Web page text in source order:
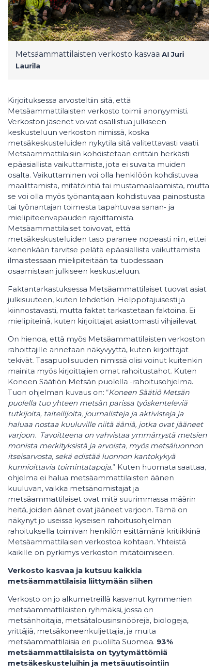
Metsäammattilaisten verkosto kasvaa AI Juri
Laurila
Kirjoituksessa arvosteltiin sitä, että
Metsäammattilaisten verkosto toimii anonyymisti.
Verkoston jäsenet voivat osallistua julkiseen
keskusteluun verkoston nimissä, koska
metsäkeskusteluiden nykytila sitä valitettavasti vaatii.
Metsäammattilaisiin kohdistetaan erittäin herkästi
epäasiallista vaikuttamista, jota ei suvaita muiden
osalta. Vaikuttaminen voi olla henkilöön kohdistuvaa
maalittamista, mitätöintiä tai mustamaalaamista, mutta
se voi olla myös työnantajaan kohdistuvaa painostusta
tai työnantajan toimesta tapahtuvaa sanan- ja
mielipiteenvapauden rajoittamista.
Metsäammattilaiset toivovat, että
metsäkeskusteluiden taso paranee nopeasti niin, ettei
kenenkään tarvitse pelätä epäasiallista vaikuttamista
ilmaistessaan mielipiteitään tai tuodessaan
osaamistaan julkiseen keskusteluun.
Faktantarkastuksessa Metsäammattilaiset tuovat asiat
julkisuuteen, kuten lehdetkin. Helppotajuisesti ja
kiinnostavasti, mutta faktat tarkastetaan faktoina. Ei
mielipiteinä, kuten kirjoittajat asiattomasti vihjailevat.
On hienoa, että myös Metsäammattilaisten verkoston
rahoittajille annetaan näkyvyyttä, kuten kirjoittajat
tekivät. Tasapuolisuuden nimissä olisi voinut kuitenkin
mainita myös kirjoittajien omat rahoitustahot. Kuten
Koneen Säätiön Metsän puolella -rahoitusohjelma.
Tuon ohjelman kuvaus on: “Koneen Säätiö Metsän
puolella tuo yhteen metsän parissa työskenteleviä
tutkijoita, taiteilijoita, journalisteja ja aktivisteja ja
haluaa nostaa kuuluville niitä ääniä, jotka ovat jääneet
varjoon. Tavoitteena on vahvistaa ymmärrystä metsien
monista merkityksistä ja arvoista, myös metsäluonnon
itseisarvosta, sekä edistää luonnon kantokykyä
kunnioittavia toimintatapoja.” Kuten huomata saattaa,
ohjelma ei halua metsäammattilaisten äänen
kuuluvan, vaikka metsänomistajat ja
metsäammattilaiset ovat mitä suurimmassa määrin
heitä, joiden äänet ovat jääneet varjoon. Tämä on
näkynyt jo useissa kyseisen rahoitusohjelman
rahoituksella toimivan henkilön esittämänä kritiikkinä
Metsäammattilaisen verkostoa kohtaan. Yhteistä
kaikille on pyrkimys verkoston mitätöimiseen.
Verkosto kasvaa ja kutsuu kaikkia
metsäammattilaisia liittymään siihen
Verkosto on jo alkumetreillä kasvanut kymmenien
metsäammattilaisten ryhmäksi, jossa on
metsänhoitajia, metsätalousinsinöörejä, biologeja,
yrittäjiä, metsäkoneenkuljettajia, ja muita
metsäammattilaisia eri puolilta Suomea. 93%
metsäammattilaisista on tyytymättömiä
metsäkeskusteluihin ja metsäuutisointiin